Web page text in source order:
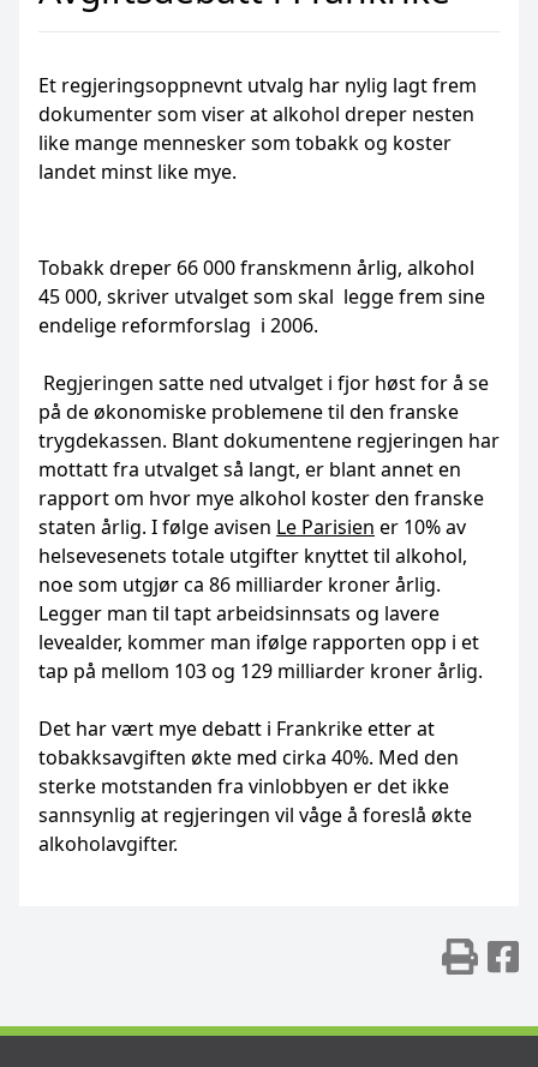
Et regjeringsoppnevnt utvalg har nylig lagt frem
dokumenter som viser at alkohol dreper nesten
like mange mennesker som tobakk og koster
landet minst like mye.
Tobakk dreper 66 000 franskmenn årlig, alkohol
45 000, skriver utvalget som skal legge frem sine
endelige reformforslag i 2006.
Regjeringen satte ned utvalget i fjor høst for å se
på de økonomiske problemene til den franske
trygdekassen. Blant dokumentene regjeringen har
mottatt fra utvalget så langt, er blant annet en
rapport om hvor mye alkohol koster den franske
staten årlig. I følge avisen Le Parisien er 10% av
helsevesenets totale utgifter knyttet til alkohol,
noe som utgjør ca 86 milliarder kroner årlig.
Legger man til tapt arbeidsinnsats og lavere
levealder, kommer man ifølge rapporten opp i et
tap på mellom 103 og 129 milliarder kroner årlig.
Det har vært mye debatt i Frankrike etter at
tobakksavgiften økte med cirka 40%. Med den
sterke motstanden fra vinlobbyen er det ikke
sannsynlig at regjeringen vil våge å foreslå økte
alkoholavgifter.